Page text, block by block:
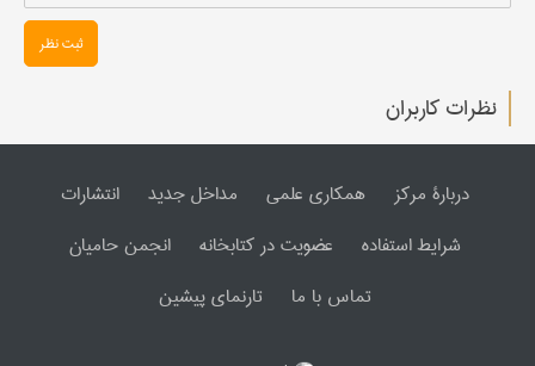
ثبت نظر
نظرات کاربران
دربارۀ مرکز همکاری علمی مداخل جدید
انتشارات
شرایط استفاده
عضویت در کتابخانه
انجمن حامیان
تماس با ما
تارنمای پیشین